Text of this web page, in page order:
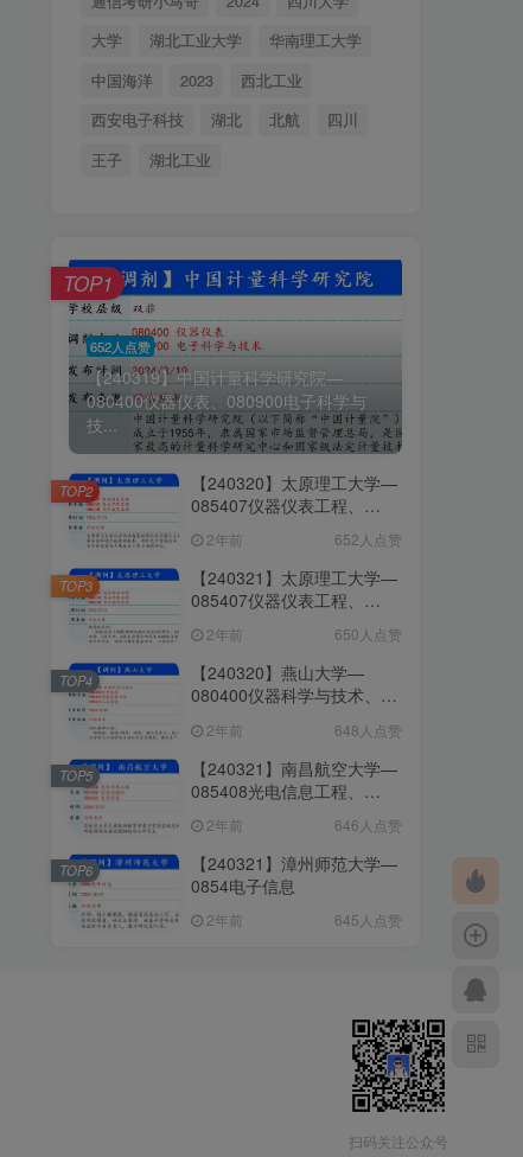
大学
湖北工业大学
华南理工大学
中国海洋
2023
西北工业
西安电子科技
湖北 北航
四川
王子
湖北工业
652人点赞
【240319】中国计量科学研究院—
080400仪器仪表、080900电子科学与
技...
TOP1
【240320】太原理工大学—
085407仪器仪表工程、
085408光电信息工程
2年前 652人点赞
TOP2
【240321】太原理工大学—
085407仪器仪表工程、
085408光电信息工程
2年前 650人点赞
TOP3
【240320】燕山大学—
080400仪器科学与技术、
仪器仪表工程、085410人工
智能
2年前 648人点赞
TOP4
【240321】南昌航空大学—
085408光电信息工程、
085400电子信息
2年前 646人点赞
TOP5
【240321】漳州师范大学—
0854电子信息
2年前 645人点赞
TOP6
扫码关注公众号